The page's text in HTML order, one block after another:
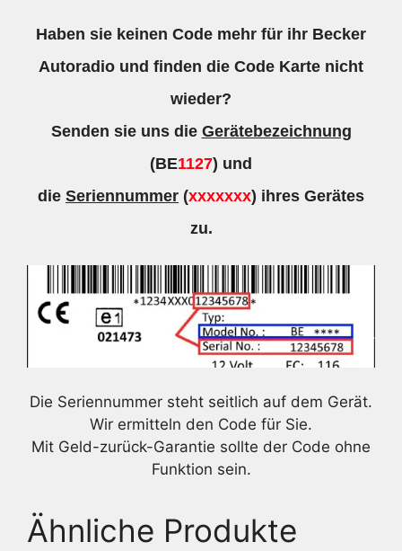
Haben sie keinen Code mehr für ihr Becker
Autoradio und finden die Code Karte nicht
wieder?
Senden sie uns die Gerätebezeichnung
(BE1127) und
die Seriennummer (xxxxxxx) ihres Gerätes
zu.
Die Seriennummer steht seitlich auf dem Gerät.
Wir ermitteln den Code für Sie.
Mit Geld-zurück-Garantie sollte der Code ohne
Funktion sein.
Ähnliche Produkte